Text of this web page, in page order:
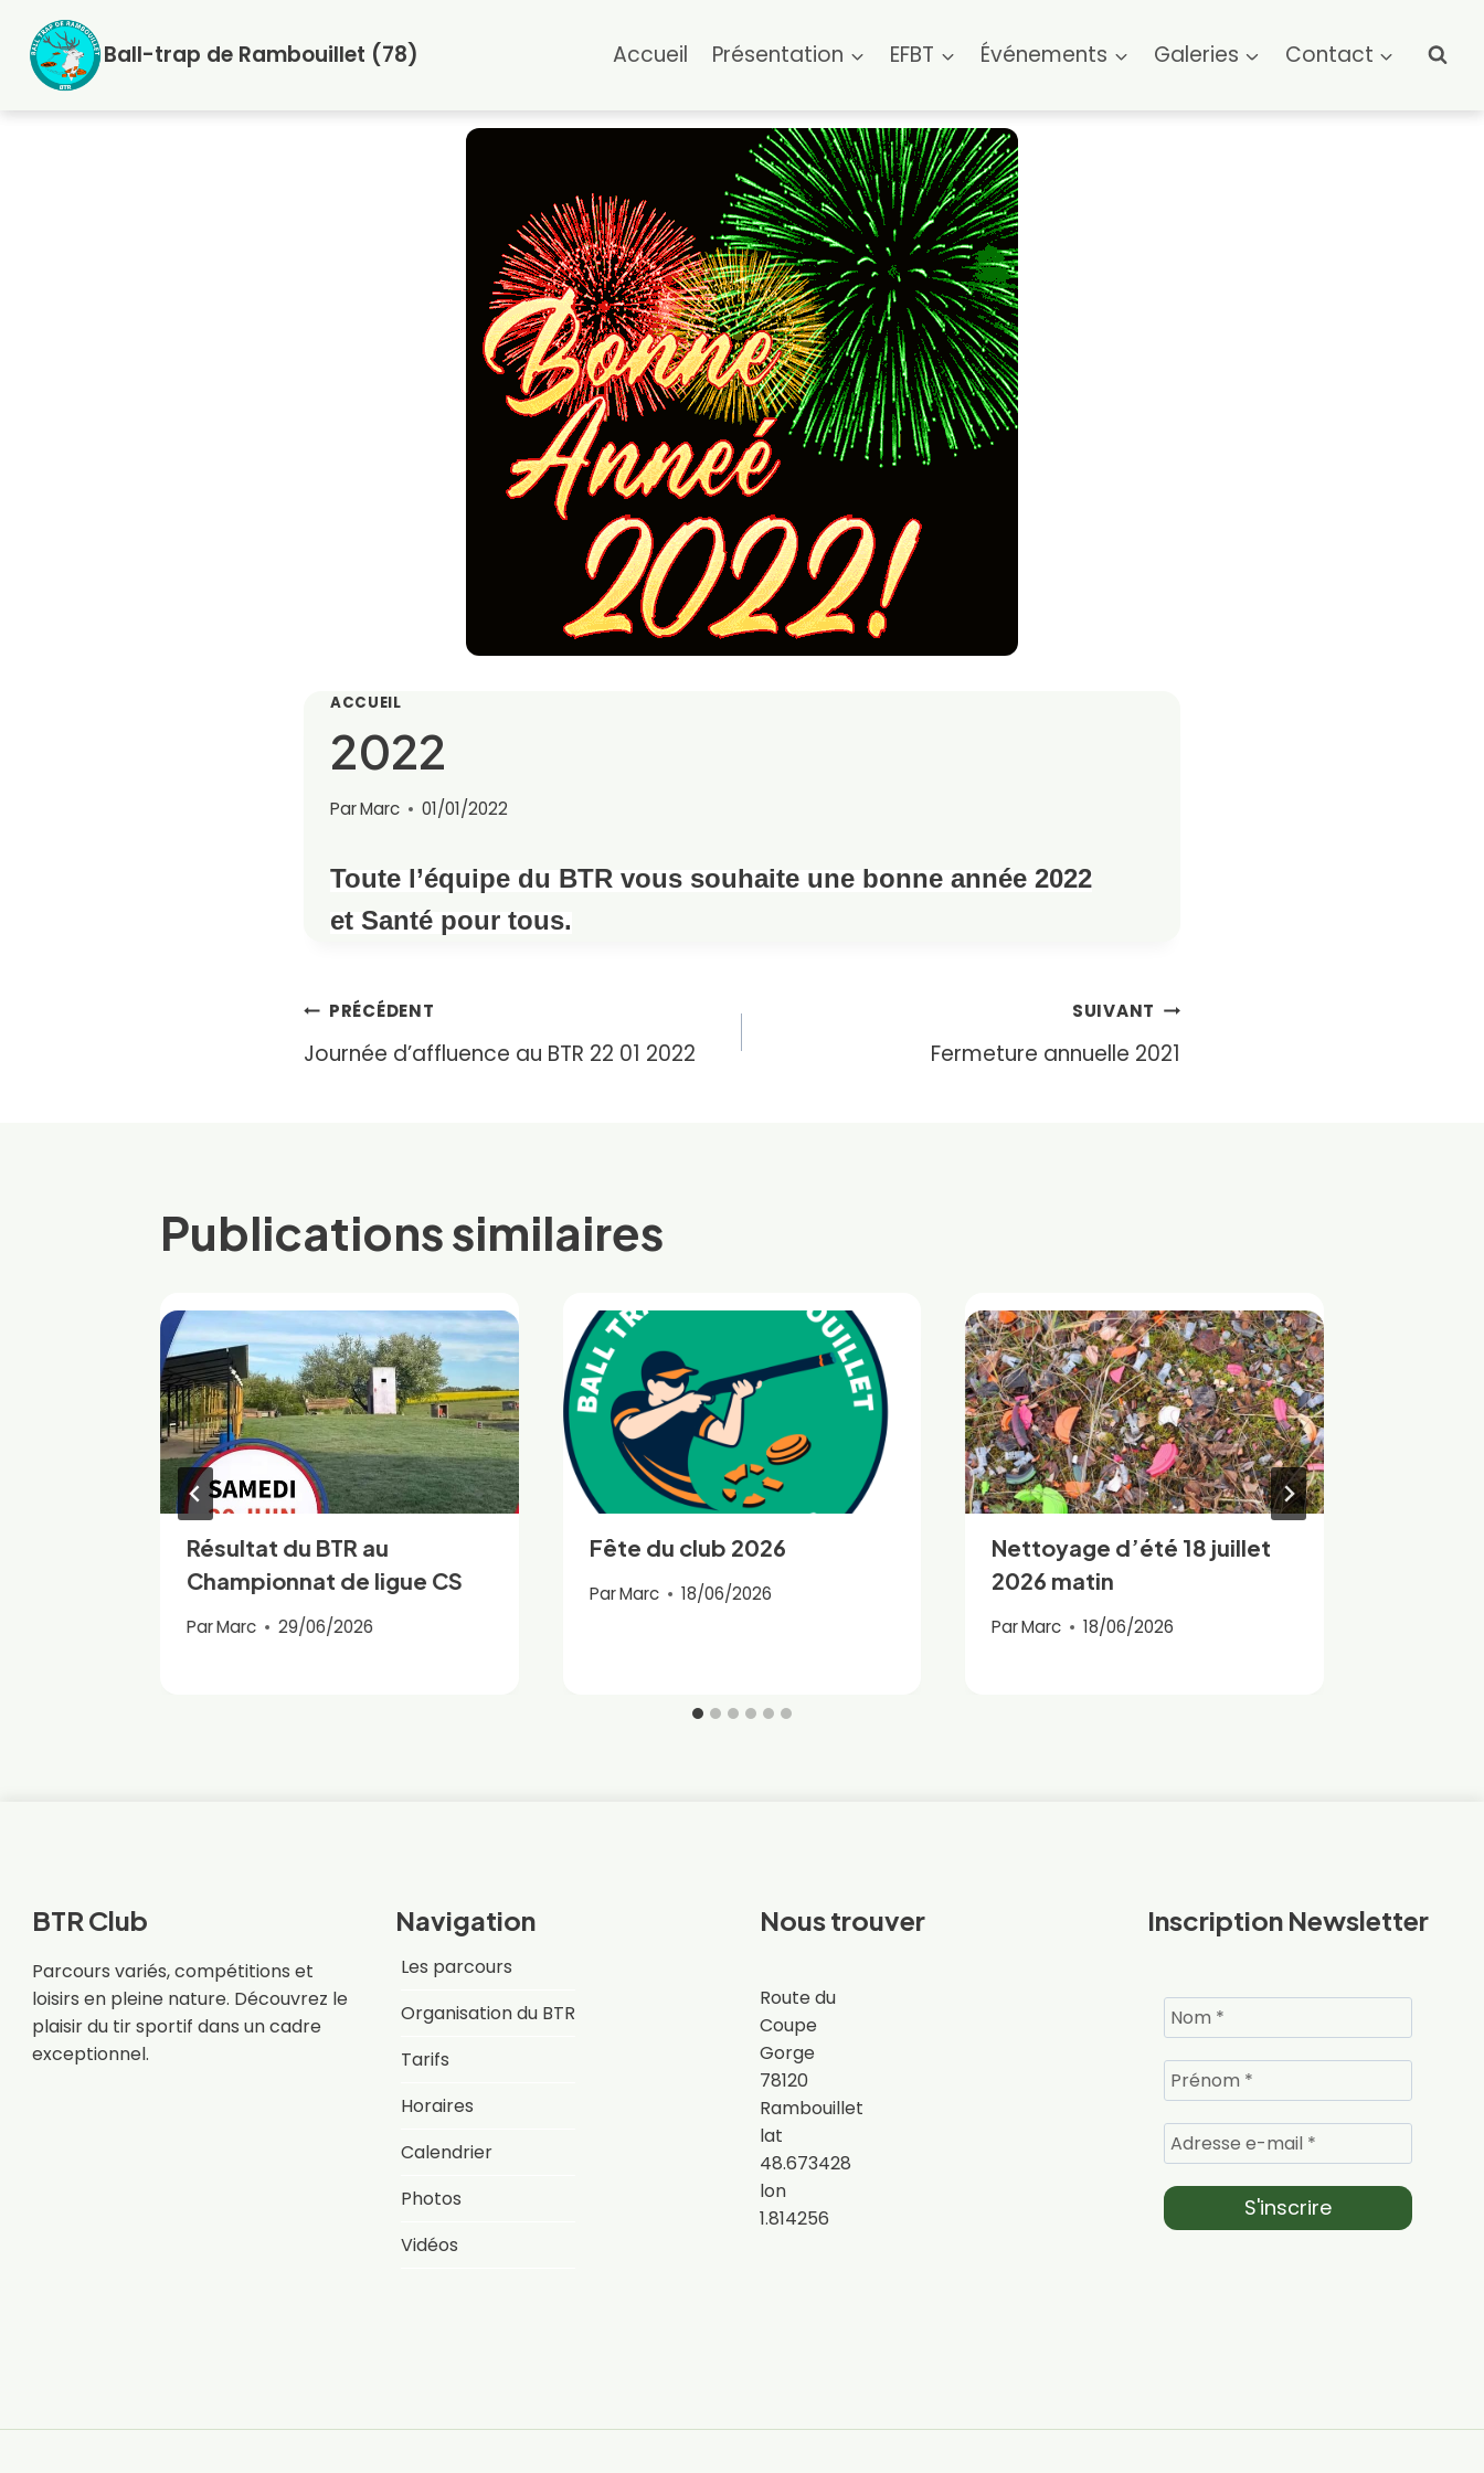
contenu
Ball-trap de Rambouillet (78) Accueil Présentation EFBT Événements Galeries Contact
ACCUEIL
2022
ParMarc 01/01/2022
Toute l’équipe du BTR vous souhaite une bonne année 2022
et Santé pour tous.
Navigation
PRÉCÉDENT
Journée d’affluence au BTR 22 01 2022
SUIVANT
Fermeture annuelle 2021
Publications similaires
Résultat du BTR au
Championnat de ligue CS
ParMarc 29/06/2026
Fête du club 2026
ParMarc 18/06/2026
Nettoyage d’été 18 juillet
2026 matin
ParMarc 18/06/2026
BTR Club
Parcours variés, compétitions et
loisirs en pleine nature. Découvrez le
plaisir du tir sportif dans un cadre
exceptionnel.
Navigation
Les parcours
Organisation du BTR
Tarifs
Horaires
Calendrier
Photos
Vidéos
Nous trouver
Route du
Coupe
Gorge
78120
Rambouillet
lat
48.673428
lon
1.814256
Inscription Newsletter